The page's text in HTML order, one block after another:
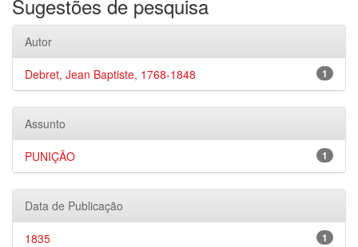
Sugestões de pesquisa
Autor
1
Debret, Jean Baptiste, 1768-1848
Assunto
1
PUNIÇÃO
Data de Publicação
1
1835